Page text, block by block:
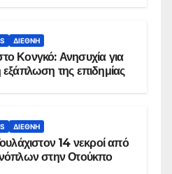
ΔΙΕΘΝΉ
Κονγκό: Ανησυχία για
της επιδημίας
ΔΙΕΘΝΉ
14 νεκροί από
στην Οτούκπο